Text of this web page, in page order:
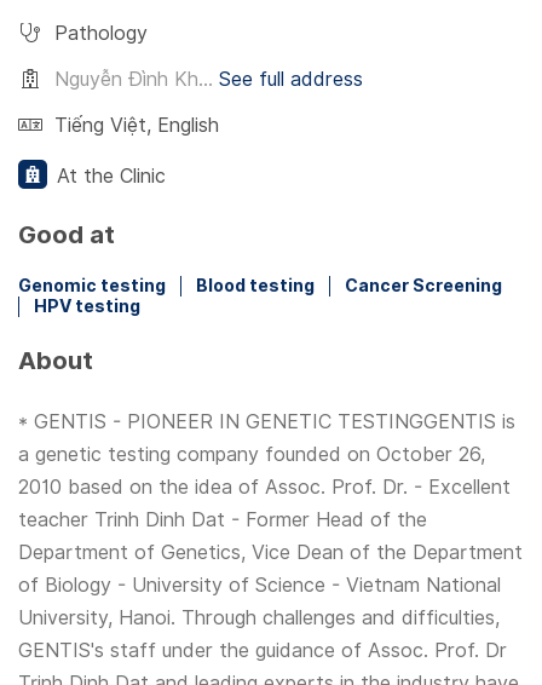
Pathology
Nguyễn Đình Kh... See full address
Tiếng Việt, English
At the Clinic
Good at
Genomic testing Blood testing
Cancer Screening
HPV testing
About
* GENTIS - PIONEER IN GENETIC TESTINGGENTIS is
a genetic testing company founded on October 26,
2010 based on the idea of Assoc. Prof. Dr. - Excellent
teacher Trinh Dinh Dat - Former Head of the
Department of Genetics, Vice Dean of the Department
of Biology - University of Science - Vietnam National
University, Hanoi. Through challenges and difficulties,
GENTIS's staff under the guidance of Assoc. Prof. Dr